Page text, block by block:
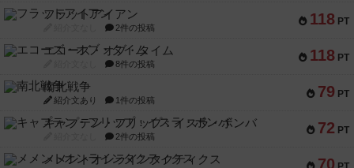
118 PT
フラットアイアン
2件の投稿
118 PT
エコーズ・オブ・タイム
8件の投稿
79 PT
南北戦争
紹介文あり 1件の投稿
72 PT
キャプテン・フリップ：イスラ・ボンバ
2件の投稿
70
メメントオンラインタクティクス